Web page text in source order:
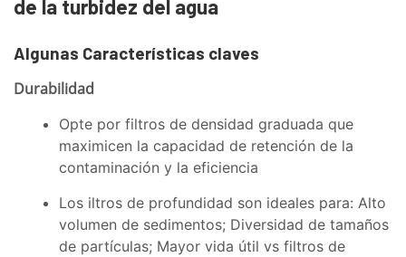
de la turbidez del agua
Algunas Características claves
Durabilidad
Opte por filtros de densidad graduada que
maximicen la capacidad de retención de la
contaminación y la eficiencia
Los iltros de profundidad son ideales para: Alto
volumen de sedimentos; Diversidad de tamaños
de partículas; Mayor vida útil vs filtros de